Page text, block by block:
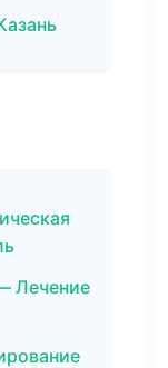
Лечение